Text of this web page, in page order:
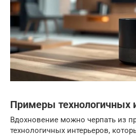
Примеры технологичных
Вдохновение можно черпать из
технологичных интерьеров,